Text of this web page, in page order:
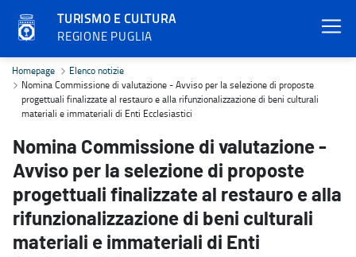
TURISMO E CULTURA
REGIONE PUGLIA
Nomina Commissione di valutazione - Avviso per la selezione
Homepage
Elenco notizie
Nomina Commissione di valutazione - Avviso per la selezione di proposte
progettuali finalizzate al restauro e alla rifunzionalizzazione di beni culturali
materiali e immateriali di Enti Ecclesiastici
Nomina Commissione di valutazione -
Avviso per la selezione di proposte
progettuali finalizzate al restauro e alla
rifunzionalizzazione di beni culturali
materiali e immateriali di Enti